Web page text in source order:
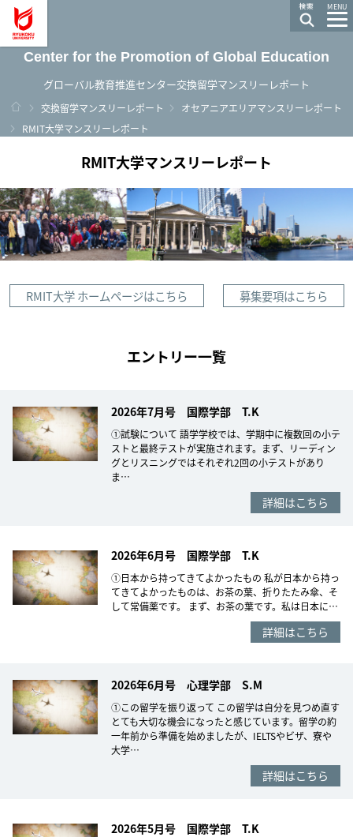
MENU
Center for the Promotion of Global Education
グローバル教育推進センター交換留学マンスリーレポート
ホーム
交換留学マンスリーレポート
オセアニアエリアマンスリーレポート
RMIT大学マンスリーレポート
RMIT大学マンスリーレポート
RMIT大学 ホームページはこちら 募集要項はこちら
エントリー一覧
2026年7月号 国際学部 T.K
①試験について 語学学校では、学期中に複数回の小テ
ストと最終テストが実施されます。まず、リーディン
グとリスニングではそれぞれ2回の小テストがあり
ま…
詳細はこちら
2026年6月号 国際学部 T.K
①日本から持ってきてよかったもの 私が日本から持っ
てきてよかったものは、お茶の葉、折りたたみ傘、そ
して常備薬です。 まず、お茶の葉です。私は日本に…
詳細はこちら
2026年6月号 心理学部 S.M
①この留学を振り返って この留学は自分を見つめ直す
とても大切な機会になったと感じています。留学の約
一年前から準備を始めましたが、IELTSやビザ、寮や
大学…
詳細はこちら
2026年5月号 国際学部 T.K